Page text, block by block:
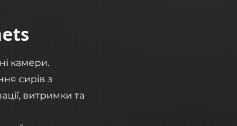
камери.
сирів з
витримки та